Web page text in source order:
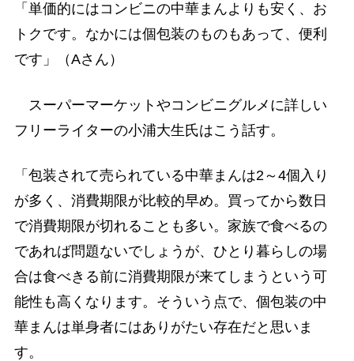
「単価的にはコンビニの中華まんよりも安く、お
トクです。なかには個包装のものもあって、便利
です」（Aさん）
スーパーマーケットやコンビニグルメに詳しい
フリーライターの小浦大生氏はこう話す。
「包装されて売られている中華まんは2～4個入り
が多く、消費期限が比較的早め。買ってから数日
で消費期限が切れることも多い。家族で食べるの
であれば問題ないでしょうが、ひとり暮らしの場
合は食べきる前に消費期限が来てしまうという可
能性も高くなります。そういう点で、個包装の中
華まんは単身者にはありがたい存在だと思いま
す。